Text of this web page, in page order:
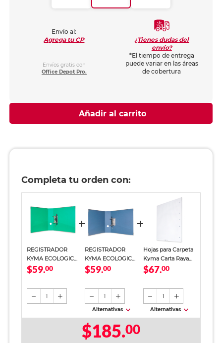
Envío al:
Agrega tu CP
Envíos gratis con
Office Depot Pro.
¿Tienes dudas del
envío?
*El tiempo de entrega
puede variar en las áreas
de cobertura
Añadir al carrito
Completa tu orden con:
REGISTRADOR
KYMA ECOLOGICO
(VERDE CARTA)
$59.00
1
REGISTRADOR
KYMA ECOLOGICO
(AZUL CARTA)
$59.00
1
Alternativas
Hojas para Carpeta
Kyma Carta Raya
100 Hojas
$67.00
1
Alternativas
$185.00